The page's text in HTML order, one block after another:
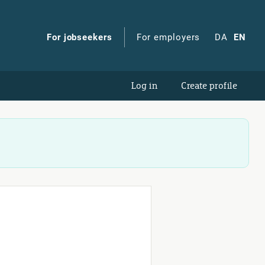
For jobseekers For employers DA EN
Log in Create profile